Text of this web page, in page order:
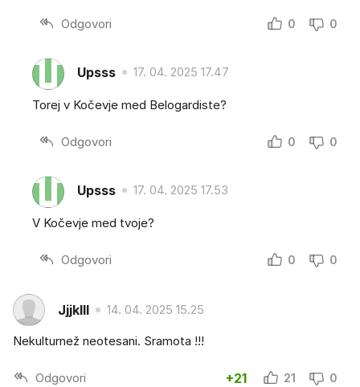
Odgovori 0 0
Upsss 17. 04. 2025 17.47
Torej v Kočevje med Belogardiste?
Odgovori 0 0
Upsss 17. 04. 2025 17.53
V Kočevje med tvoje?
Odgovori 0 0
Jjjklll 14. 04. 2025 15.25
Nekulturnež neotesani. Sramota !!!
Odgovori +21 21 0